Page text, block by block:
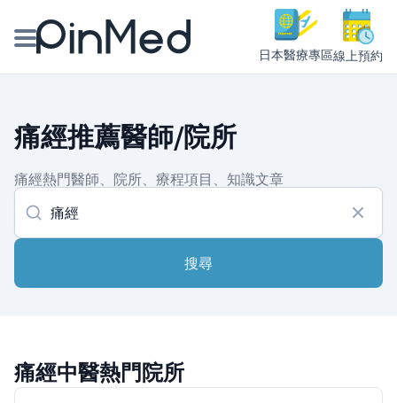
日本醫療專區線上預約
醫師專欄專訪
健康主題館
我是醫療人員
痛經推薦醫師/院所
痛經熱門醫師、院所、療程項目、知識文章
搜尋
痛經中醫熱門院所